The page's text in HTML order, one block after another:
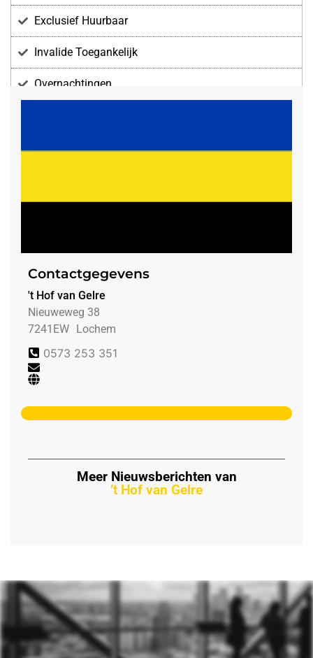
Exclusief Huurbaar
Invalide Toegankelijk
Overnachtingen
Contactgegevens
't Hof van Gelre
Nieuweweg 38
7241EW Lochem
0573 253 351
Meer Nieuwsberichten van
’t Hof van Gelre